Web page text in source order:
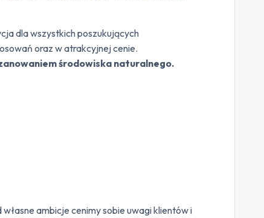
dla wszystkich poszukujących
oraz w atrakcyjnej cenie.
środowiska naturalnego.
ambicje cenimy sobie uwagi klientów i